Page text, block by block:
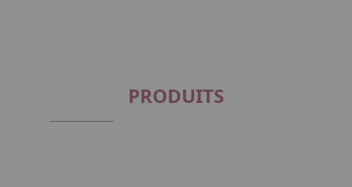
PRODUITS